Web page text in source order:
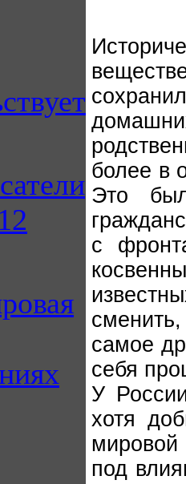
более в
Это
с
самое
себя
У
хотя
под